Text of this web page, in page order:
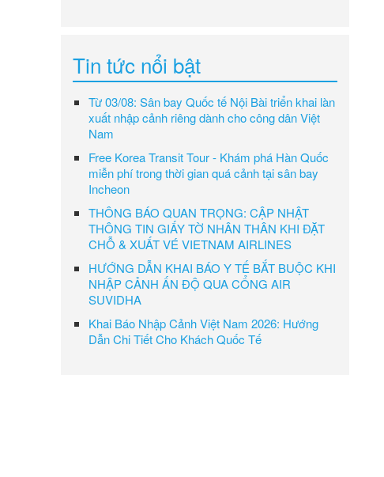
Tin tức nổi bật
Từ 03/08: Sân bay Quốc tế Nội Bài triển khai làn
xuất nhập cảnh riêng dành cho công dân Việt
Nam
Free Korea Transit Tour - Khám phá Hàn Quốc
miễn phí trong thời gian quá cảnh tại sân bay
Incheon
THÔNG BÁO QUAN TRỌNG: CẬP NHẬT
THÔNG TIN GIẤY TỜ NHÂN THÂN KHI ĐẶT
CHỖ & XUẤT VÉ VIETNAM AIRLINES
HƯỚNG DẪN KHAI BÁO Y TẾ BẮT BUỘC KHI
NHẬP CẢNH ẤN ĐỘ QUA CỔNG AIR
SUVIDHA
Khai Báo Nhập Cảnh Việt Nam 2026: Hướng
Dẫn Chi Tiết Cho Khách Quốc Tế